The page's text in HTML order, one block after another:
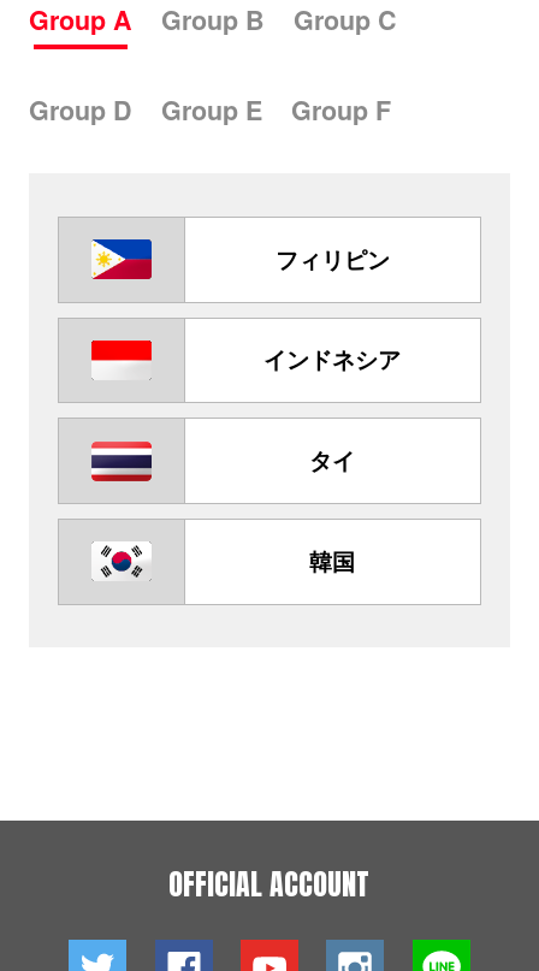
Group A Group B Group C
Group D Group E Group F
フィリピン
インドネシア
タイ
韓国
OFFICIAL ACCOUNT